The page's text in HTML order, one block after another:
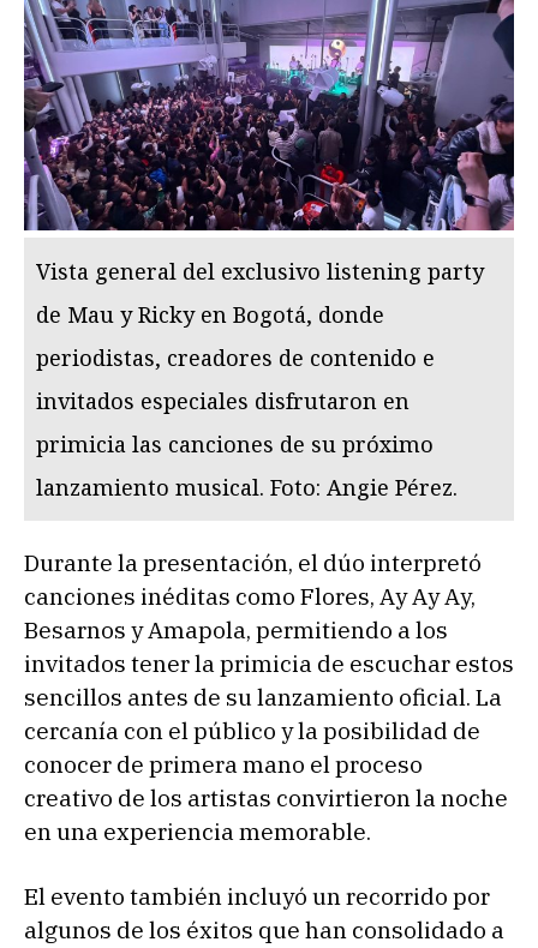
Vista general del exclusivo listening party
de Mau y Ricky en Bogotá, donde
periodistas, creadores de contenido e
invitados especiales disfrutaron en
primicia las canciones de su próximo
lanzamiento musical. Foto: Angie Pérez.
Durante la presentación, el dúo interpretó
canciones inéditas como Flores, Ay Ay Ay,
Besarnos y Amapola, permitiendo a los
invitados tener la primicia de escuchar estos
sencillos antes de su lanzamiento oficial. La
cercanía con el público y la posibilidad de
conocer de primera mano el proceso
creativo de los artistas convirtieron la noche
en una experiencia memorable.
El evento también incluyó un recorrido por
algunos de los éxitos que han consolidado a